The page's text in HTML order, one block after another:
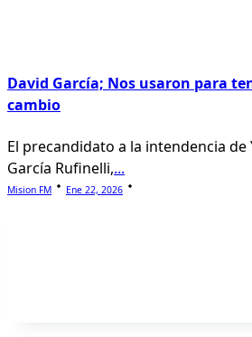
David García; Nos usaron para
cambio
El precandidato a la intendencia de
García Rufinelli,...
Mision FM Ene 22, 2026